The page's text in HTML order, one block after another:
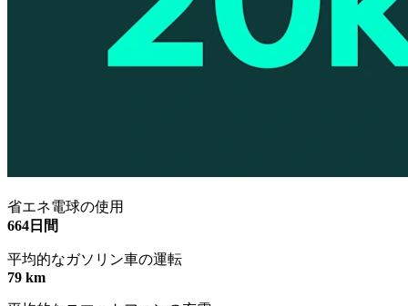
省エネ電球の使用
664日間
平均的なガソリン車の運転
79 km